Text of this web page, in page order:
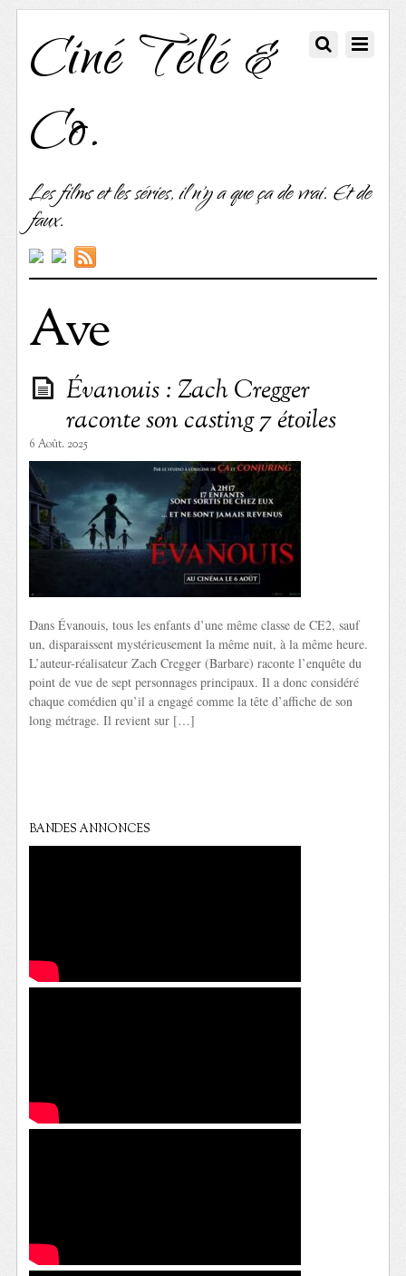
Ciné Télé &
Co.
Les films et les séries, il n'y a que ça de vrai. Et de
faux.
Ave
Évanouis : Zach Cregger
raconte son casting 7 étoiles
6 Août. 2025
Dans Évanouis, tous les enfants d’une même classe de CE2, sauf
un, disparaissent mystérieusement la même nuit, à la même heure.
L’auteur-réalisateur Zach Cregger (Barbare) raconte l’enquête du
point de vue de sept personnages principaux. Il a donc considéré
chaque comédien qu’il a engagé comme la tête d’affiche de son
long métrage. Il revient sur […]
BANDES ANNONCES